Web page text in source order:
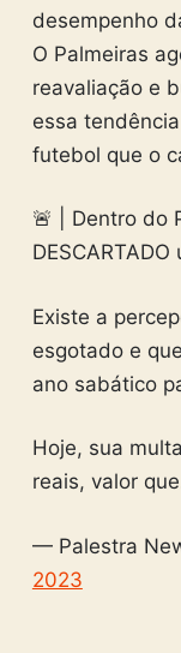
desempenho
O Palmeiras
reavaliação e
essa
futebol que o
🚨 | Dentro do
Existe a
esgotado e
ano sabático
Hoje, sua
reais, valor
— Palestra
2023